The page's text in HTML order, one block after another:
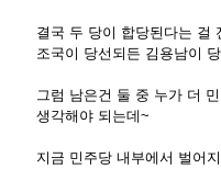
결국 두 당이 합당된다는 걸
조국이 당선되든 김용남이
그럼 남은건 둘 중 누가 더
생각해야 되는데~
지금 민주당 내부에서 벌어